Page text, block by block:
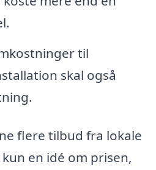
til
skal også
flere tilbud fra lokale
en idé om prisen,